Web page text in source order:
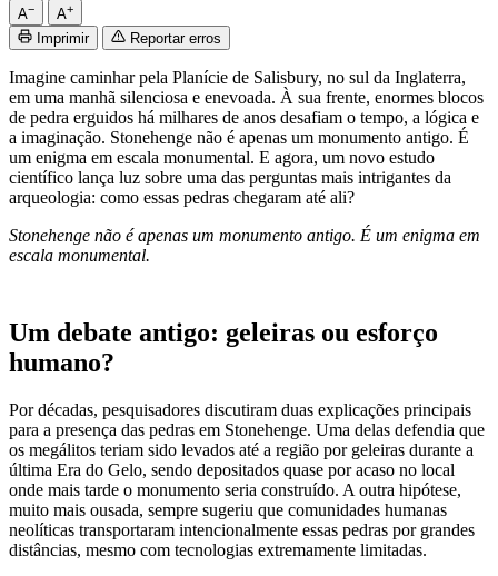
A− A+
Imprimir Reportar erros
Imagine caminhar pela Planície de Salisbury, no sul da Inglaterra,
em uma manhã silenciosa e enevoada. À sua frente, enormes blocos
de pedra erguidos há milhares de anos desafiam o tempo, a lógica e
a imaginação. Stonehenge não é apenas um monumento antigo. É
um enigma em escala monumental. E agora, um novo estudo
científico lança luz sobre uma das perguntas mais intrigantes da
arqueologia: como essas pedras chegaram até ali?
Stonehenge não é apenas um monumento antigo. É um enigma em
escala monumental.
Um debate antigo: geleiras ou esforço
humano?
Por décadas, pesquisadores discutiram duas explicações principais
para a presença das pedras em Stonehenge. Uma delas defendia que
os megálitos teriam sido levados até a região por geleiras durante a
última Era do Gelo, sendo depositados quase por acaso no local
onde mais tarde o monumento seria construído. A outra hipótese,
muito mais ousada, sempre sugeriu que comunidades humanas
neolíticas transportaram intencionalmente essas pedras por grandes
distâncias, mesmo com tecnologias extremamente limitadas.